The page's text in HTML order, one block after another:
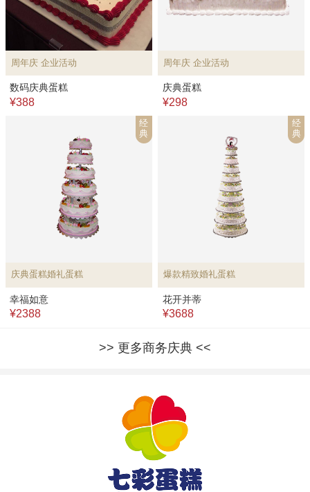
周年庆 企业活动
数码庆典蛋糕
¥388
周年庆 企业活动
庆典蛋糕
¥298
庆典蛋糕婚礼蛋糕
经
典
幸福如意
¥2388
爆款精致婚礼蛋糕
经
典
花开并蒂
¥3688
更多商务庆典